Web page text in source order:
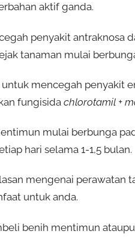
aktif ganda.
penyakit antraknosa
tanaman mulai
mencegah penyakit
fungisida chlorotamil +
mulai berbunga
hari selama 1-1,5 bulan.
mengenai perawatan
untuk anda.
benih mentimun